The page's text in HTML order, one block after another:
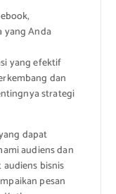
yang Anda
yang efektif
dan
strategi
dapat
audiens dan
bisnis
pesan